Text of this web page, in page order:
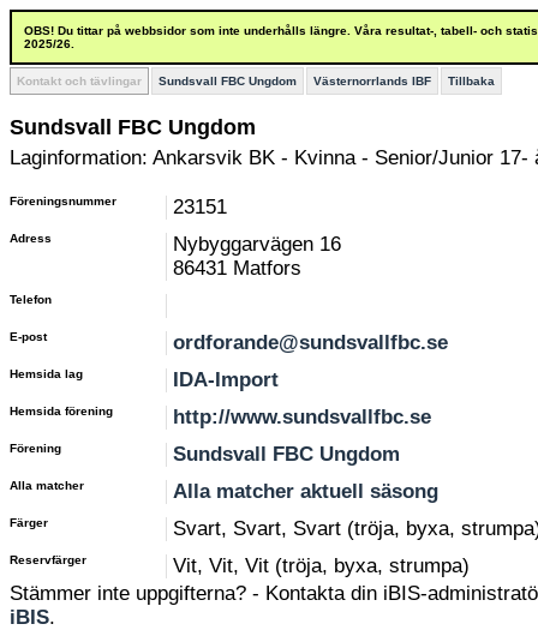
OBS! Du tittar på webbsidor som inte underhålls längre. Våra resultat-, tabell- och
2025/26.
Kontakt och tävlingar Sundsvall FBC Ungdom Västernorrlands IBF Tillbaka
Sundsvall FBC Ungdom
Laginformation: Ankarsvik BK - Kvinna - Senior/Junior 17-
Föreningsnummer 23151
Adress
Nybyggarvägen 16
86431 Matfors
Telefon
E-post ordforande@sundsvallfbc.se
Hemsida lag IDA-Import
Hemsida förening http://www.sundsvallfbc.se
Förening Sundsvall FBC Ungdom
Alla matcher Alla matcher aktuell säsong
Färger Svart, Svart, Svart (tröja, byxa,
Reservfärger
Vit, Vit, Vit (tröja, byxa, strumpa)
Stämmer inte uppgifterna? - Kontakta din iBIS-
iBIS.